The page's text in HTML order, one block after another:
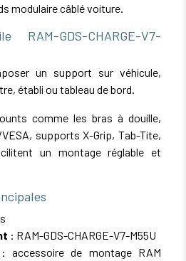
modulaire câblé voiture.
RAM-GDS-CHARGE-V7-
un support sur véhicule,
établi ou tableau de bord.
comme les bras à douille,
supports X-Grip, Tab-Tite,
un montage réglable et
: RAM-GDS-CHARGE-V7-M55U
: accessoire de montage RAM